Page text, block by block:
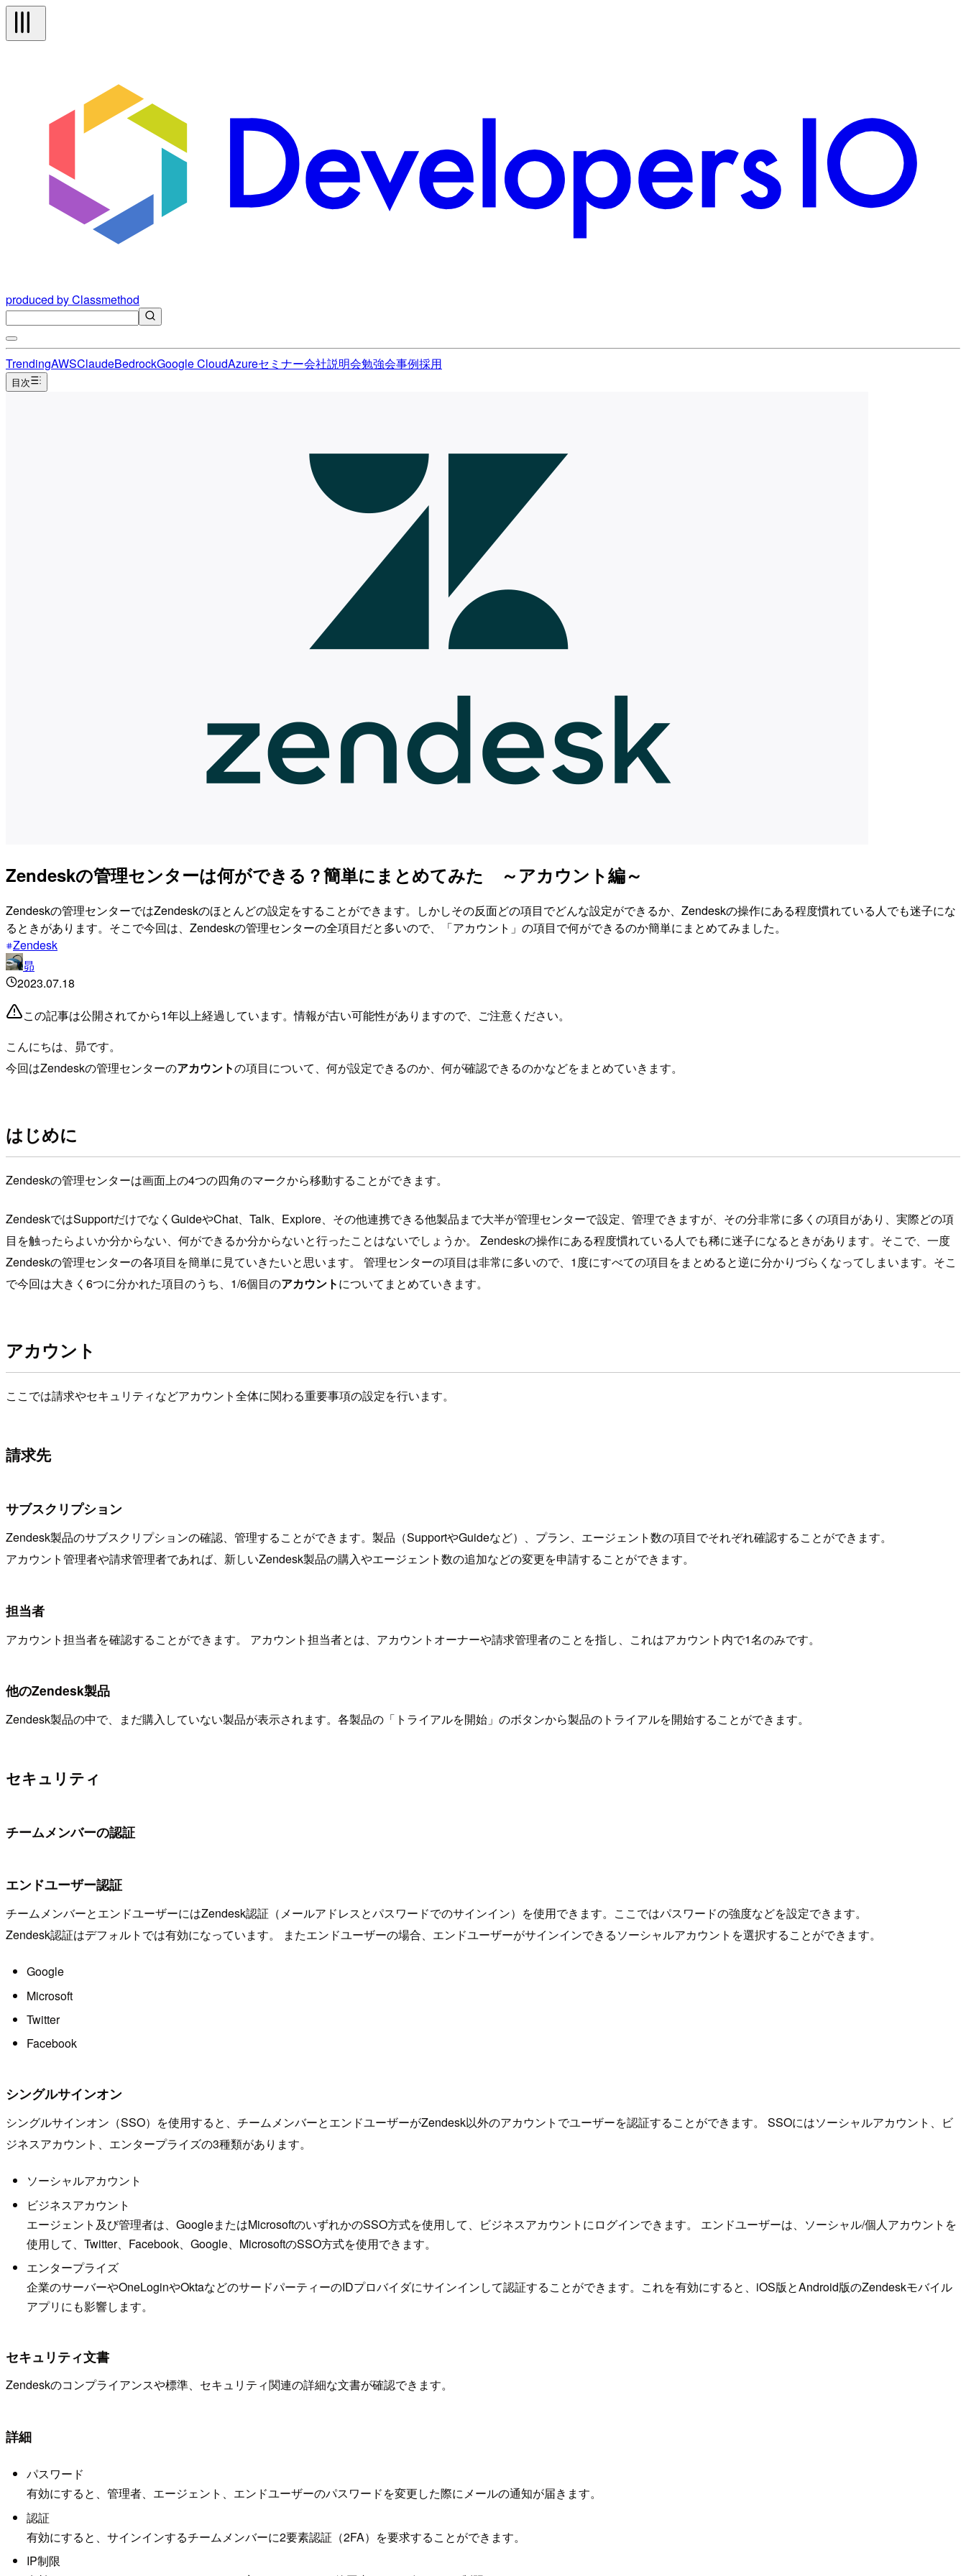
produced by Classmethod
TrendingAWSClaudeBedrockGoogle CloudAzureセミナー会社説明会勉強会事例採用
目次
Zendeskの管理センターは何ができる？簡単にまとめてみた ～アカウント編～
Zendeskの管理センターではZendeskのほとんどの設定をすることができます。しかしその反面どの項目でどんな設定ができるか、Zendeskの操作にある程度慣れている人でも迷子にな
るときがあります。そこで今回は、Zendeskの管理センターの全項目だと多いので、「アカウント」の項目で何ができるのか簡単にまとめてみました。
Zendesk
昴
2023.07.18
この記事は公開されてから1年以上経過しています。情報が古い可能性がありますので、ご注意ください。
こんにちは、昴です。
今回はZendeskの管理センターのアカウントの項目について、何が設定できるのか、何が確認できるのかなどをまとめていきます。
はじめに
Zendeskの管理センターは画面上の4つの四角のマークから移動することができます。
ZendeskではSupportだけでなくGuideやChat、Talk、Explore、その他連携できる他製品まで大半が管理センターで設定、管理できますが、その分非常に多くの項目があり、実際どの項
目を触ったらよいか分からない、何ができるか分からないと行ったことはないでしょうか。 Zendeskの操作にある程度慣れている人でも稀に迷子になるときがあります。そこで、一度
Zendeskの管理センターの各項目を簡単に見ていきたいと思います。 管理センターの項目は非常に多いので、1度にすべての項目をまとめると逆に分かりづらくなってしまいます。そこ
で今回は大きく6つに分かれた項目のうち、1/6個目のアカウントについてまとめていきます。
アカウント
ここでは請求やセキュリティなどアカウント全体に関わる重要事項の設定を行います。
請求先
サブスクリプション
Zendesk製品のサブスクリプションの確認、管理することができます。製品（SupportやGuideなど）、プラン、エージェント数の項目でそれぞれ確認することができます。
アカウント管理者や請求管理者であれば、新しいZendesk製品の購入やエージェント数の追加などの変更を申請することができます。
担当者
アカウント担当者を確認することができます。 アカウント担当者とは、アカウントオーナーや請求管理者のことを指し、これはアカウント内で1名のみです。
他のZendesk製品
Zendesk製品の中で、まだ購入していない製品が表示されます。各製品の「トライアルを開始」のボタンから製品のトライアルを開始することができます。
セキュリティ
チームメンバーの認証
エンドユーザー認証
チームメンバーとエンドユーザーにはZendesk認証（メールアドレスとパスワードでのサインイン）を使用できます。ここではパスワードの強度などを設定できます。
Zendesk認証はデフォルトでは有効になっています。 またエンドユーザーの場合、エンドユーザーがサインインできるソーシャルアカウントを選択することができます。
Google
Microsoft
Twitter
Facebook
シングルサインオン
シングルサインオン（SSO）を使用すると、チームメンバーとエンドユーザーがZendesk以外のアカウントでユーザーを認証することができます。 SSOにはソーシャルアカウント、ビ
ジネスアカウント、エンタープライズの3種類があります。
ソーシャルアカウント
ビジネスアカウント
エージェント及び管理者は、GoogleまたはMicrosoftのいずれかのSSO方式を使用して、ビジネスアカウントにログインできます。 エンドユーザーは、ソーシャル/個人アカウントを
使用して、Twitter、Facebook、Google、MicrosoftのSSO方式を使用できます。
エンタープライズ
企業のサーバーやOneLoginやOktaなどのサードパーティーのIDプロバイダにサインインして認証することができます。これを有効にすると、iOS版とAndroid版のZendeskモバイル
アプリにも影響します。
セキュリティ文書
Zendeskのコンプライアンスや標準、セキュリティ関連の詳細な文書が確認できます。
詳細
パスワード
有効にすると、管理者、エージェント、エンドユーザーのパスワードを変更した際にメールの通知が届きます。
認証
有効にすると、サインインするチームメンバーに2要素認証（2FA）を要求することができます。
IP制限